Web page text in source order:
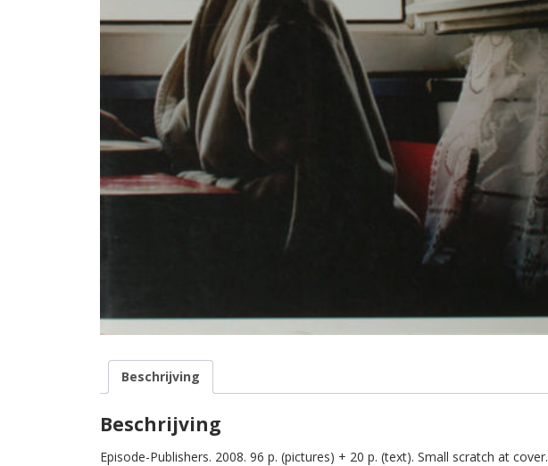
Beschrijving
Beschrijving
Episode-Publishers. 2008. 96 p. (pictures) + 20 p. (text). Small scratch at cover.